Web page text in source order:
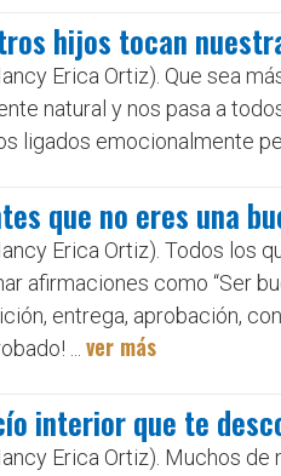
hijos tocan
Erica Ortiz). Que sea
natural y nos pasa a
ligados emocionalmente
que no eres una
Erica Ortiz). Todos los
afirmaciones como “Ser
entrega, aprobación,
... ver más
interior que te
Erica Ortiz). Muchos